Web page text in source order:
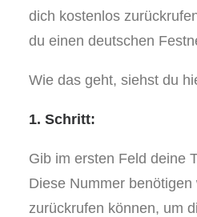
dich kostenlos
du einen deutschen
Wie das geht, siehst du
1. Schritt:
Gib im ersten Feld deine
Diese Nummer benötigen
zurückrufen können, um